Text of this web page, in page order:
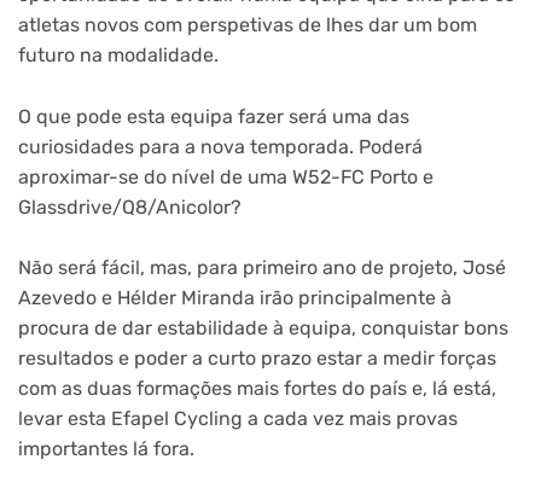
atletas novos com perspetivas de lhes dar um bom
futuro na modalidade.
O que pode esta equipa fazer será uma das
curiosidades para a nova temporada. Poderá
aproximar-se do nível de uma W52-FC Porto e
Glassdrive/Q8/Anicolor?
Não será fácil, mas, para primeiro ano de projeto, José
Azevedo e Hélder Miranda irão principalmente à
procura de dar estabilidade à equipa, conquistar bons
resultados e poder a curto prazo estar a medir forças
com as duas formações mais fortes do país e, lá está,
levar esta Efapel Cycling a cada vez mais provas
importantes lá fora.